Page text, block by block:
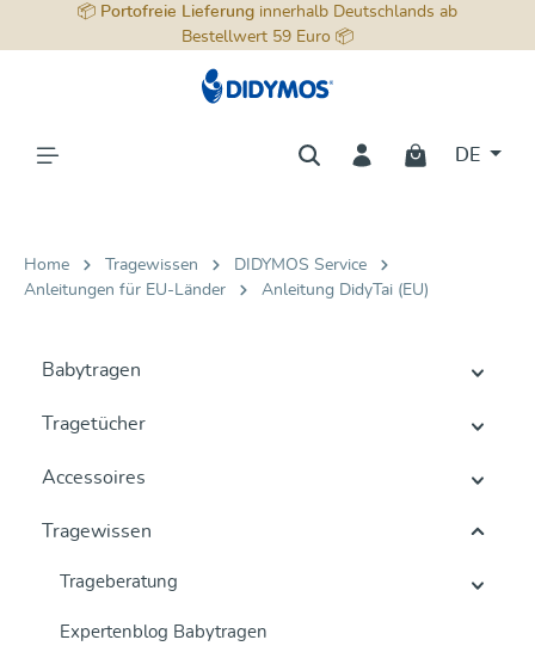
springen
📦 Portofreie Lieferung innerhalb Deutschlands ab
Bestellwert 59 Euro 📦
DE
Home Tragewissen
DIDYMOS Service
Anleitungen für EU-Länder
Anleitung DidyTai (EU)
Babytragen
Tragetücher
Accessoires
Tragewissen
Trageberatung
Expertenblog Babytragen